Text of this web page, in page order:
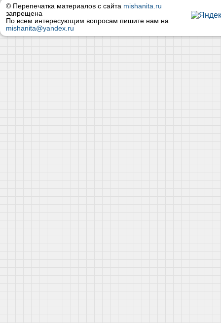
© Перепечатка материалов с сайта mishanita.ru
запрещена
По всем интересующим вопросам пишите нам на
mishanita@yandex.ru